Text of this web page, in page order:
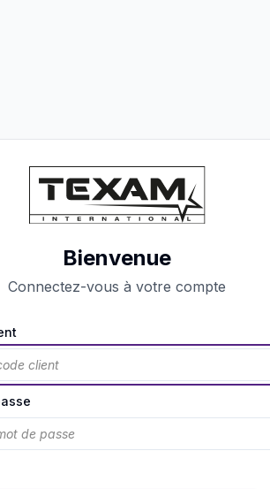
Bienvenue
Connectez-vous à votre compte